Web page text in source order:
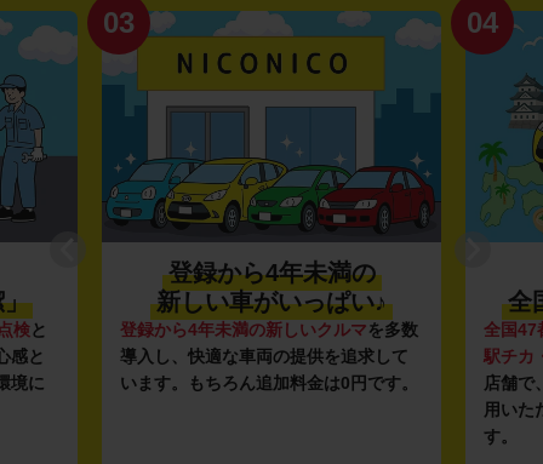
」
検と
感と
境に
03
登録から4年未満の
新しい車がいっぱい♪
登録から4年未満の新しいクルマを多数
導入し、快適な車両の提供を追求して
います。もちろん追加料金は0円です。
04
全
全国47
駅チカ
店舗で
用いた
す。